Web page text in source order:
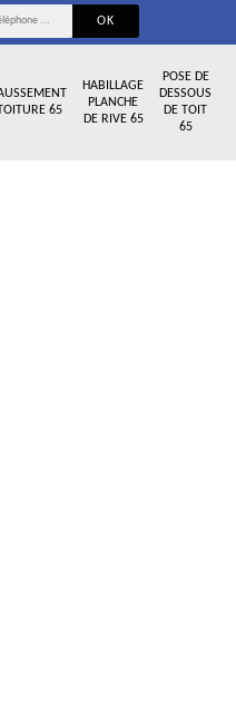
65
HABILLAGE
PLANCHE
DE RIVE 65
POSE DE
DESSOUS
DE TOIT
65